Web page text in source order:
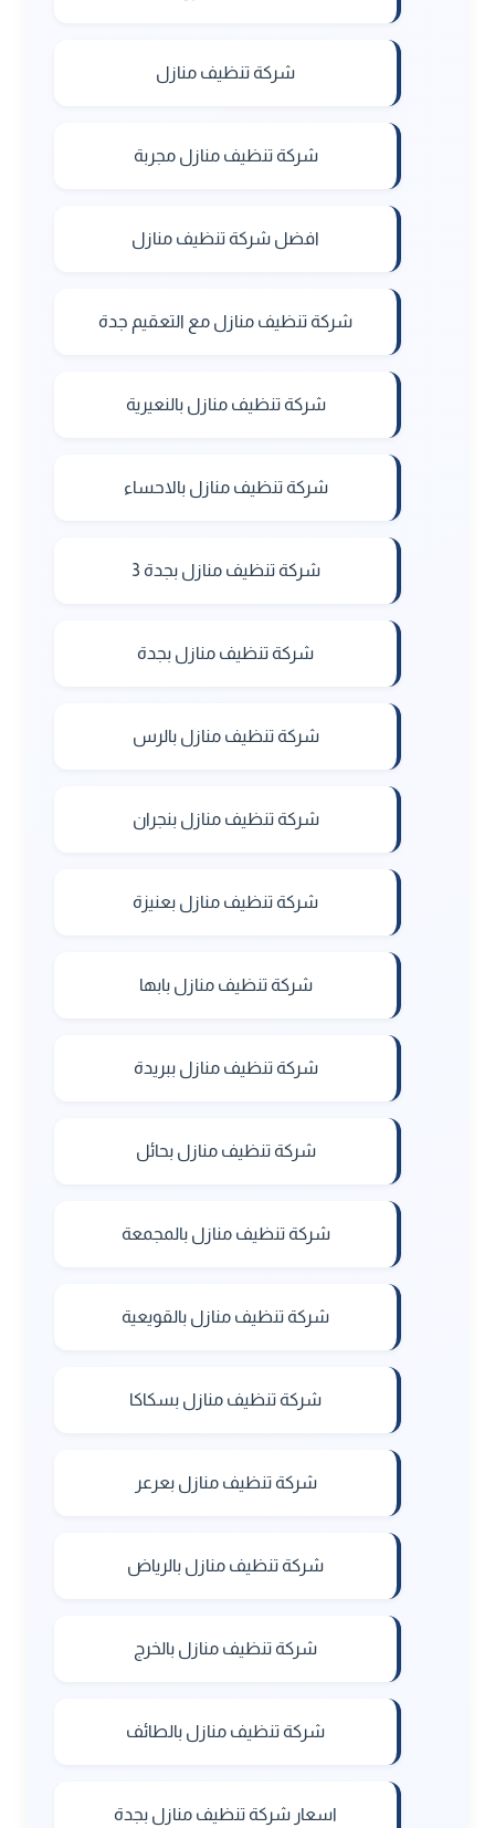
شركة تنظيف منازل
شركة تنظيف منازل مجربة
افضل شركة تنظيف منازل
شركة تنظيف منازل مع التعقيم جدة
شركة تنظيف منازل بالنعيرية
شركة تنظيف منازل بالاحساء
شركة تنظيف منازل بجدة 3
شركة تنظيف منازل بجدة
شركة تنظيف منازل بالرس
شركة تنظيف منازل بنجران
شركة تنظيف منازل بعنيزة
شركة تنظيف منازل بابها
شركة تنظيف منازل ببريدة
شركة تنظيف منازل بحائل
شركة تنظيف منازل بالمجمعة
شركة تنظيف منازل بالقويعية
شركة تنظيف منازل بسكاكا
شركة تنظيف منازل بعرعر
شركة تنظيف منازل بالرياض
شركة تنظيف منازل بالخرج
شركة تنظيف منازل بالطائف
اسعار شركة تنظيف منازل بجدة